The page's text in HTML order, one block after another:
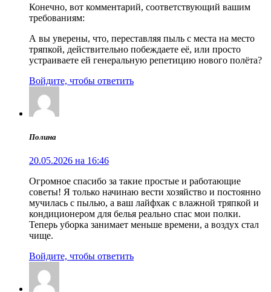
Конечно, вот комментарий, соответствующий вашим
требованиям:
А вы уверены, что, переставляя пыль с места на место
тряпкой, действительно побеждаете её, или просто
устраиваете ей генеральную репетицию нового полёта?
Войдите, чтобы ответить
Полина
20.05.2026 на 16:46
Огромное спасибо за такие простые и работающие
советы! Я только начинаю вести хозяйство и постоянно
мучилась с пылью, а ваш лайфхак с влажной тряпкой и
кондиционером для белья реально спас мои полки.
Теперь уборка занимает меньше времени, а воздух стал
чище.
Войдите, чтобы ответить